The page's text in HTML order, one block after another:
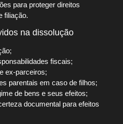
para proteger direitos
filiação.
na dissolução
fiscais;
ex-parceiros;
parentais em caso de filhos;
de bens e seus efeitos;
documental para efeitos